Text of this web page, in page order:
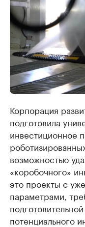
Корпорация
подготовила
инвестиционное
возможностью
«коробочного»
это проекты с
параметрами,
потенциального